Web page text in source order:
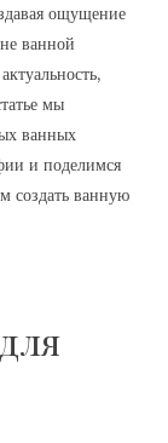
ощущение
ванной
мы
ванных
и поделимся
создать ванную